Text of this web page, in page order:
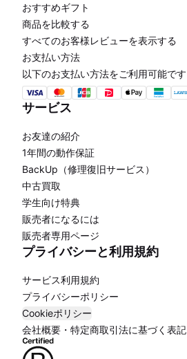
おすすめギフト
商品を比較する
すべてのお客様レビューを表示する
お支払い方法
以下のお支払い方法をご利用可能です
サービス
お友達の紹介
1年間の動作保証
BackUp（修理復旧サービス）
中古買取
学生向け特典
販売者になるには
販売者専用ページ
プライバシーと利用規約
サービス利用規約
プライバシーポリシー
Cookieポリシー
会社概要・特定商取引法に基づく表記